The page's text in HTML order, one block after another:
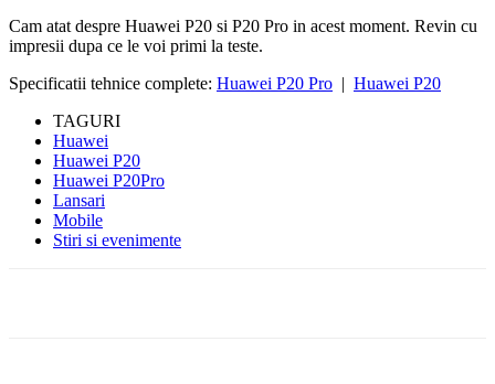
Cam atat despre Huawei P20 si P20 Pro in acest moment. Revin cu
impresii dupa ce le voi primi la teste.
Specificatii tehnice complete: Huawei P20 Pro | Huawei P20
TAGURI
Huawei
Huawei P20
Huawei P20Pro
Lansari
Mobile
Stiri si evenimente